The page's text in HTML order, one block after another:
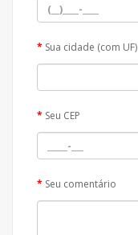
Sua cidade (com UF)
Seu CEP
Seu comentário